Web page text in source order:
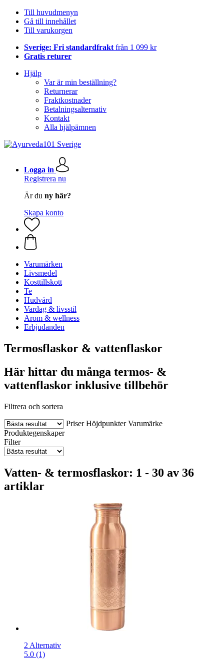
Till huvudmenyn
Gå till innehållet
Till varukorgen
Sverige: Fri standardfrakt från 1 099 kr
Gratis returer
Hjälp
Var är min beställning?
Returnerar
Fraktkostnader
Betalningsalternativ
Kontakt
Alla hjälpämnen
Logga in
Registrera nu
Är du ny här?
Skapa konto
Varumärken
Livsmedel
Kosttillskott
Te
Hudvård
Vardag & livsstil
Arom & wellness
Erbjudanden
Termosflaskor & vattenflaskor
Här hittar du många termos- &
vattenflaskor inklusive tillbehör
Filtrera och sortera
Priser Höjdpunkter Varumärke
Produktegenskaper
Filter
Vatten- & termosflaskor: 1 - 30 av 36
artiklar
2 Alternativ
5.0 (1)